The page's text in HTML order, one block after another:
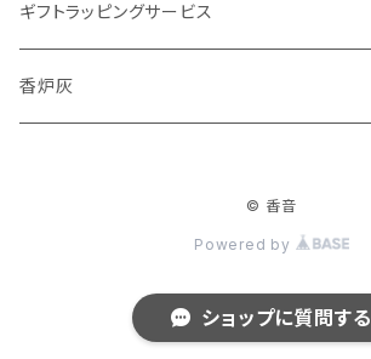
ギフトラッピングサービス
香炉灰
© 香音
Powered by
ショップに質問する